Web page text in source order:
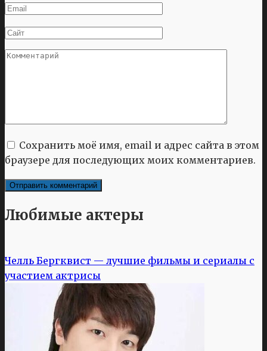
Email
Сайт
Комментарий
Сохранить моё имя, email и адрес сайта в этом
браузере для последующих моих комментариев.
Любимые актеры
Челль Бергквист — лучшие фильмы и сериалы с
участием актрисы